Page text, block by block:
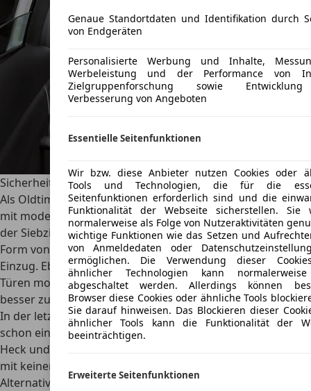
Sicherheit
Als Oldtimer kann der Chevrolet Capricenaturgemäß nicht
mit moderner Sicherheitsausstattung mithalten. Anfang
der Siebziger Jahre hielten die ersten Sicherheitssysteme in
Form von Anschnallwarnungen im Chevrolet Caprice
Einzug. Ebenfalls wurden verstärkte Stahlträger in den
Türen montiert, um die Passagiere bei einem Queraufprall
besser zu schützen.
In der letzten Generation, die bis 1996 gebaut wurde, ist
schon ein ABS verbaut, außer der großen Knautschzone an
Heck und Front kann der Chevrolet Caprice sonst jedoch
mit keinen weiteren Sicherheitsfeatures aufwarten.
Alternativen
Genaue Standortdaten und Identifikation durch
von Endgeräten
Personalisierte Werbung und Inhalte,
Werbeleistung und der Performance von
Zielgruppenforschung sowie
Verbesserung von Angeboten
Essentielle Seitenfunktionen
Wir bzw. diese Anbieter nutzen Cookies oder
Tools und Technologien, die für die
Seitenfunktionen erforderlich sind und die
Funktionalität der Webseite sicherstellen. Sie
normalerweise als Folge von Nutzeraktivitäten
wichtige Funktionen wie das Setzen und
von Anmeldedaten oder
ermöglichen. Die Verwendung dieser
ähnlicher Technologien kann
abgeschaltet werden. Allerdings können
Browser diese Cookies oder ähnliche Tools
Sie darauf hinweisen. Das Blockieren dieser
ähnlicher Tools kann die Funktionalität der
beeinträchtigen.
Erweiterte Seitenfunktionen